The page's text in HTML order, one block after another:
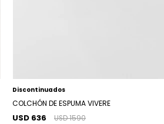
Discontinuados
COLCHÓN DE ESPUMA VIVERE
USD 636 USD 1590